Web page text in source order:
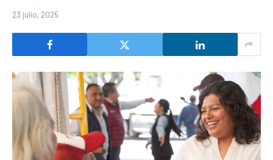
23 julio, 2025